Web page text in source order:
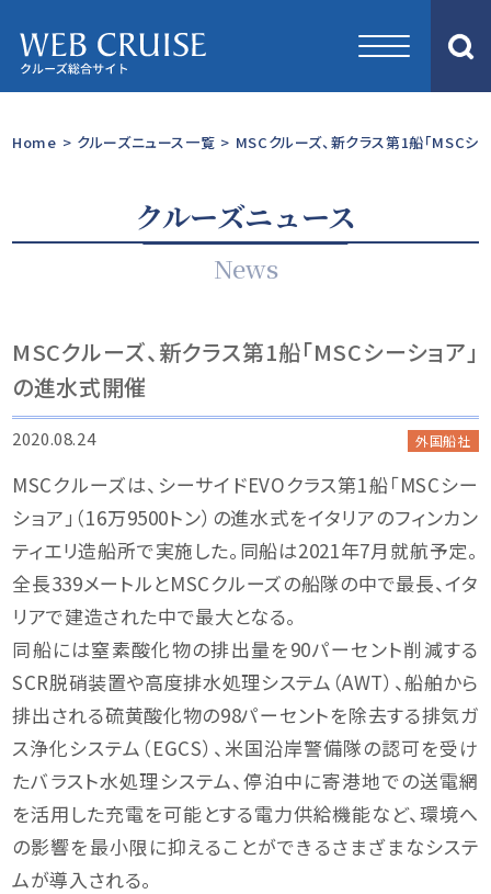
Home > クルーズニュース一覧 > MSCクルーズ、新クラス第1船「MSCシ
クルーズニュース
News
MSCクルーズ、新クラス第1船「MSCシーショア」
の進水式開催
2020.08.24 外国船社
MSCクルーズは、シーサイドEVOクラス第1船「MSCシー
ショア」（16万9500トン）の進水式をイタリアのフィンカン
ティエリ造船所で実施した。同船は2021年7月就航予定。
全長339メートルとMSCクルーズの船隊の中で最長、イタ
リアで建造された中で最大となる。
同船には窒素酸化物の排出量を90パーセント削減する
SCR脱硝装置や高度排水処理システム（AWT）、船舶から
排出される硫黄酸化物の98パーセントを除去する排気ガ
ス浄化システム（EGCS）、米国沿岸警備隊の認可を受け
たバラスト水処理システム、停泊中に寄港地での送電網
を活用した充電を可能とする電力供給機能など、環境へ
の影響を最小限に抑えることができるさまざまなシステ
ムが導入される。